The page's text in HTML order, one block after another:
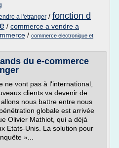
a l'etranger / fonction d
/ commerce a vendre a
/ commerce electronique et
du e-commerce
vont pas à l'international,
clients va devenir de
nous battre entre nous
globale est arrivée
Olivier Mathiot, qui a déjà
Etats-Unis. La solution pour
»...